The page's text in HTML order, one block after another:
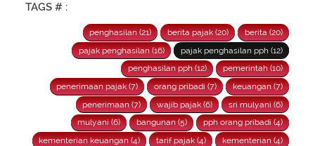
TAGS # :
penghasilan (21) berita pajak (20)
berita (20)
pajak penghasilan (16)
pajak penghasilan pph (12)
penghasilan pph (12)
pemerintah (10)
penerimaan pajak (7)
orang pribadi (7)
keuangan (7)
penerimaan (7)
wajib pajak (6)
sri mulyani (6)
mulyani (6)
bangunan (5)
pph orang pribadi (4)
kementerian keuangan (4)
tarif pajak (4)
kementerian (4)